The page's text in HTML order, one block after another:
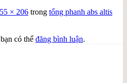
× 206 trong tổng phanh abs altis
có thể đăng bình luận.